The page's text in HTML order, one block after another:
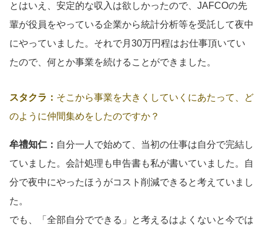
とはいえ、安定的な収入は欲しかったので、JAFCOの先
輩が役員をやっている企業から統計分析等を受託して夜中
にやっていました。それで月30万円程はお仕事頂いてい
たので、何とか事業を続けることができました。
スタクラ： そこから事業を大きくしていくにあたって、ど
のように仲間集めをしたのですか？
牟禮知仁： 自分一人で始めて、当初の仕事は自分で完結し
ていました。会計処理も申告書も私が書いていました。自
分で夜中にやったほうがコスト削減できると考えていまし
た。
でも、「全部自分でできる」と考えるはよくないと今では